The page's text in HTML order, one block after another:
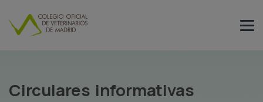
Circulares informativas